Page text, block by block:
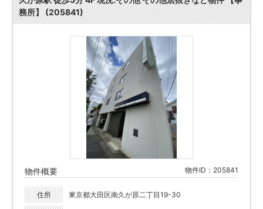
務所】 (205841)
物件概要 物件ID：205841
住所 東京都大田区南久が原二丁目19-30